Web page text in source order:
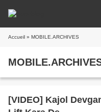
Accueil » MOBILE.ARCHIVES
[VIDEO] Kajol